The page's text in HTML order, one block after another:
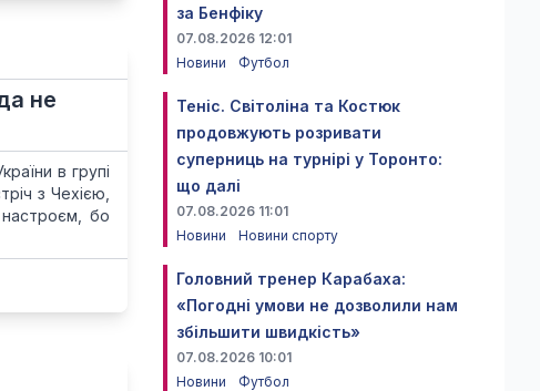
не
в групі
з Чехією,
бо
за Бенфіку
07.08.2026 12:01
Новини
Футбол
Теніс. Світоліна та Костюк
продовжують розривати
суперниць на турнірі у Торонто:
що далі
07.08.2026 11:01
Новини
Новини спорту
Головний тренер Карабаха:
«Погодні умови не дозволили нам
збільшити швидкість»
07.08.2026 10:01
Новини
Футбол